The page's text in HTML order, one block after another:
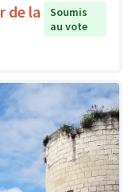
de la
Soumis
au vote